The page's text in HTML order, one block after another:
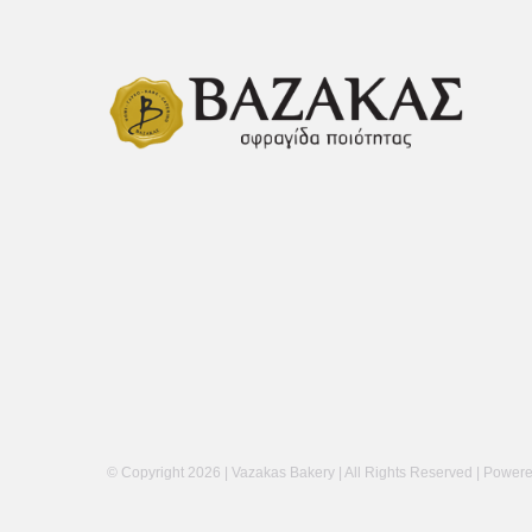
© Copyright 2026 | Vazakas Bakery | All Rights Reserved |